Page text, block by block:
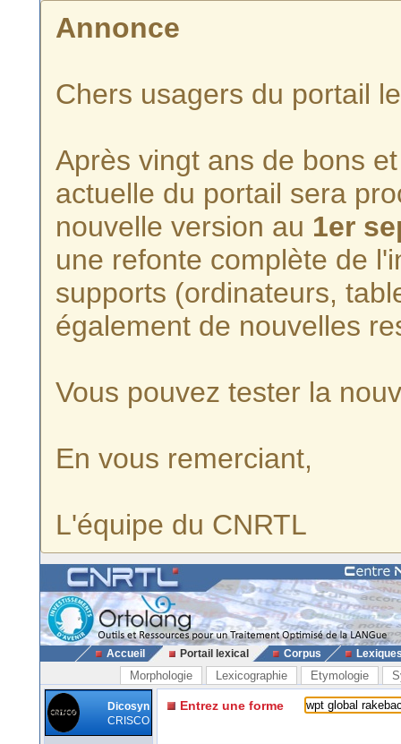
Annonce
Chers usagers du portail
Après vingt ans de bons
actuelle du portail sera
nouvelle version au 1er
une refonte complète de
supports (ordinateurs,
également de nouvelles
Vous pouvez tester la
En vous remerciant,
L'équipe du CNRTL
Accueil Portail lexical Corpus
Morphologie Lexicographie Etymologie
Dicosyn
CRISCO
Entrez une forme